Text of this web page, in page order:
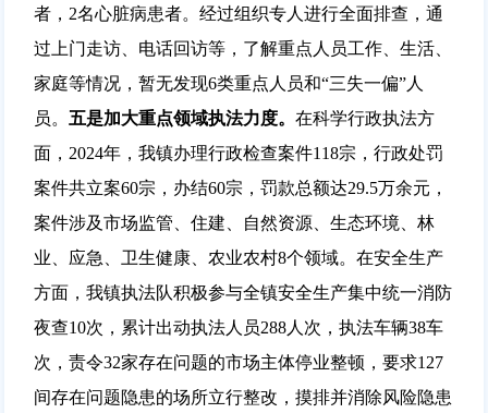
者，2名心脏病患者。经过组织专人进行全面排查，通
过上门走访、电话回访等，了解重点人员工作、生活、
家庭等情况，暂无发现6类重点人员和“三失一偏”人
员。 五是加大重点领域执法力度。 在科学行政执法方
面，2024年，我镇办理行政检查案件118宗，行政处罚
案件共立案60宗，办结60宗，罚款总额达29.5万余元，
案件涉及市场监管、住建、自然资源、生态环境、林
业、应急、卫生健康、农业农村8个领域。在安全生产
方面，我镇执法队积极参与全镇安全生产集中统一消防
夜查10次，累计出动执法人员288人次，执法车辆38车
次，责令32家存在问题的市场主体停业整顿，要求127
间存在问题隐患的场所立行整改，摸排并消除风险隐患